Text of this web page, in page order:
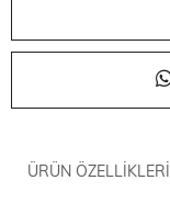
ÜRÜN ÖZELLIKLERI